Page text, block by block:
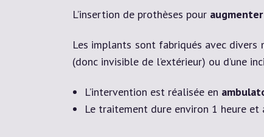
L’insertion de prothèses pour
Les implants sont fabriqués avec divers
(donc invisible de l’extérieur) ou d’une
L’intervention est réalisée en
Le traitement dure environ 1 heure